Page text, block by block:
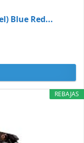
Blue Red...
REBAJAS